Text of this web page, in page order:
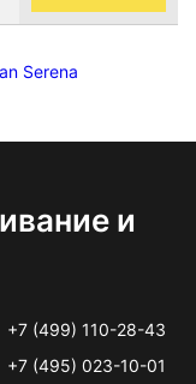
Serena
и
+7 (499) 110-28-43
+7 (495) 023-10-01